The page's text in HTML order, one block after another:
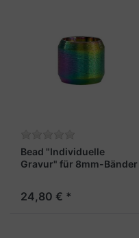
Bead "Individuelle
Gravur" für 8mm-Bänder
24,80 € *